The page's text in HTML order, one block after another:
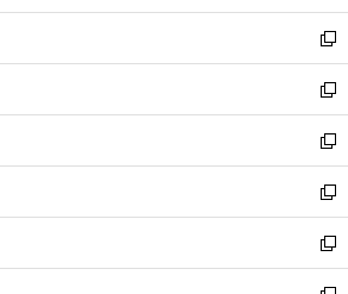
開
く
ウ
で
開
く
ン
ド
ウ
で
開
く
新
し
い
ウ
ィ
ン
ド
ウ
で
開
新
し
い
ウ
ィ
ン
ド
ウ
新
し
い
ウ
ィ
ン
新
し
い
ウ
新
し